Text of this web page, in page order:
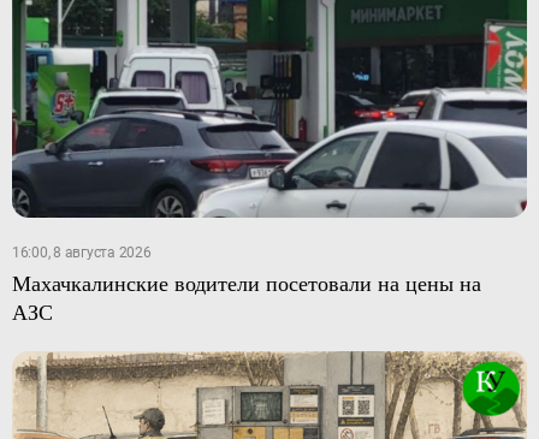
16:00, 8 августа 2026
Махачкалинские водители посетовали на цены на
АЗС